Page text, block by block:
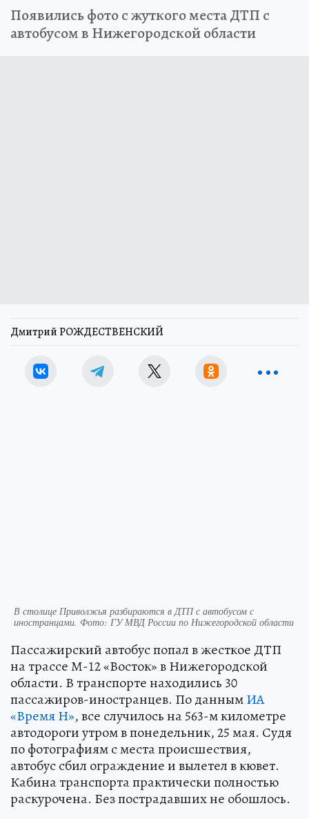
Появились фото с жуткого места ДТП с
автобусом в Нижегородской области
Дмитрий РОЖДЕСТВЕНСКИЙ
В столице Приволжья разбираются в ДТП с автобусом с
иностранцами. Фото: ГУ МВД России по Нижегородской области
Пассажирский автобус попал в жесткое ДТП
на трассе М-12 «Восток» в Нижегородской
области. В транспорте находились 30
пассажиров-иностранцев. По даннымИА
«Время Н», все случилось на 563-м километре
автодороги утром в понедельник, 25 мая. Судя
по фотографиям с места происшествия,
автобус сбил ограждение и вылетел в кювет.
Кабина транспорта практически полностью
раскурочена. Без пострадавших не обошлось.